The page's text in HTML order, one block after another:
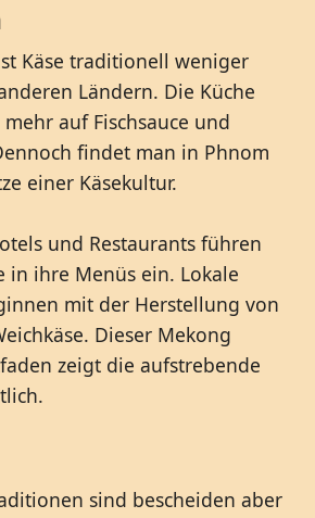
Käse traditionell weniger
Ländern. Die Küche
auf Fischsauce und
findet man in Phnom
einer Käsekultur.
und Restaurants führen
in ihre Menüs ein. Lokale
mit der Herstellung von
Dieser Mekong
zeigt die aufstrebende
sind bescheiden aber